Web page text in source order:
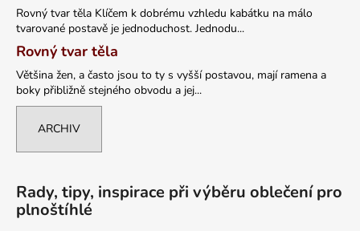
Rovný tvar těla Klíčem k dobrému vzhledu kabátku na málo
tvarované postavě je jednoduchost. Jednodu...
Rovný tvar těla
Většina žen, a často jsou to ty s vyšší postavou, mají ramena a
boky přibližně stejného obvodu a jej...
ARCHIV
Rady, tipy, inspirace při výběru oblečení pro
plnoštíhlé